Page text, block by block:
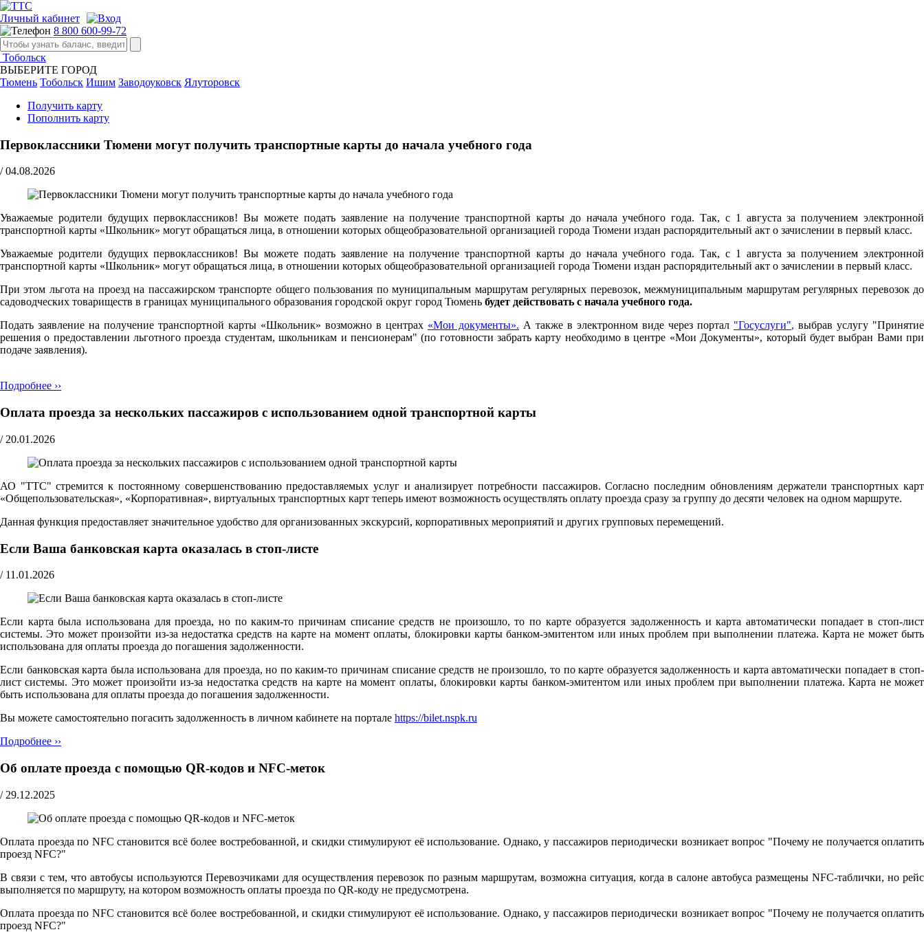
Личный кабинет
8 800 600-99-72
Тобольск
ВЫБЕРИТЕ ГОРОД
Тюмень Тобольск Ишим Заводоуковск Ялуторовск
Получить карту
Пополнить карту
Первоклассники Тюмени могут получить транспортные карты до начала учебного года
/ 04.08.2026
Уважаемые родители будущих первоклассников! Вы можете подать заявление на получение транспортной карты до начала учебного года. Так, с 1 августа за получением электронной
транспортной карты «Школьник» могут обращаться лица, в отношении которых общеобразовательной организацией города Тюмени издан распорядительный акт о зачислении в первый класс.
Уважаемые родители будущих первоклассников! Вы можете подать заявление на получение транспортной карты до начала учебного года. Так, с 1 августа за получением электронной
транспортной карты «Школьник» могут обращаться лица, в отношении которых общеобразовательной организацией города Тюмени издан распорядительный акт о зачислении в первый класс.
При этом льгота на проезд на пассажирском транспорте общего пользования по муниципальным маршрутам регулярных перевозок, межмуниципальным маршрутам регулярных перевозок до
садоводческих товариществ в границах муниципального образования городской округ город Тюмень будет действовать с начала учебного года.
Подать заявление на получение транспортной карты «Школьник» возможно в центрах «Мои документы». А также в электронном виде через портал "Госуслуги", выбрав услугу "Принятие
решения о предоставлении льготного проезда студентам, школьникам и пенсионерам" (по готовности забрать карту необходимо в центре «Мои Документы», который будет выбран Вами при
подаче заявления).
Подробнее ››
Оплата проезда за нескольких пассажиров с использованием одной транспортной карты
/ 20.01.2026
АО "ТТС" стремится к постоянному совершенствованию предоставляемых услуг и анализирует потребности пассажиров. Согласно последним обновлениям держатели транспортных карт
«Общепользовательская», «Корпоративная», виртуальных транспортных карт теперь имеют возможность осуществлять оплату проезда сразу за группу до десяти человек на одном маршруте.
Данная функция предоставляет значительное удобство для организованных экскурсий, корпоративных мероприятий и других групповых перемещений.
Если Ваша банковская карта оказалась в стоп-листе
/ 11.01.2026
Если карта была использована для проезда, но по каким-то причинам списание средств не произошло, то по карте образуется задолженность и карта автоматически попадает в стоп-лист
системы. Это может произойти из-за недостатка средств на карте на момент оплаты, блокировки карты банком-эмитентом или иных проблем при выполнении платежа. Карта не может быть
использована для оплаты проезда до погашения задолженности.
Если банковская карта была использована для проезда, но по каким-то причинам списание средств не произошло, то по карте образуется задолженность и карта автоматически попадает в стоп-
лист системы. Это может произойти из-за недостатка средств на карте на момент оплаты, блокировки карты банком-эмитентом или иных проблем при выполнении платежа. Карта не может
быть использована для оплаты проезда до погашения задолженности.
Вы можете самостоятельно погасить задолженность в личном кабинете на портале https://bilet.nspk.ru
Подробнее ››
Об оплате проезда с помощью QR-кодов и NFC-меток
/ 29.12.2025
Оплата проезда по NFC становится всё более востребованной, и скидки стимулируют её использование. Однако, у пассажиров периодически возникает вопрос "Почему не получается оплатить
проезд NFC?"
В связи с тем, что автобусы используются Перевозчиками для осуществления перевозок по разным маршрутам, возможна ситуация, когда в салоне автобуса размещены NFC-таблички, но рейс
выполняется по маршруту, на котором возможность оплаты проезда по QR-коду не предусмотрена.
Оплата проезда по NFC становится всё более востребованной, и скидки стимулируют её использование. Однако, у пассажиров периодически возникает вопрос "Почему не получается оплатить
проезд NFC?"